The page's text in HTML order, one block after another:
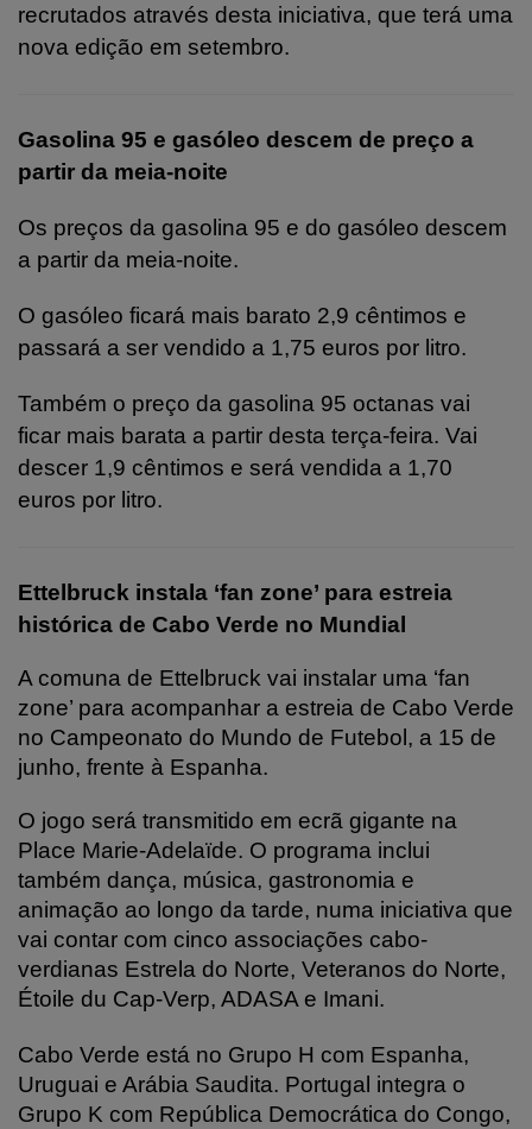
recrutados através desta iniciativa, que terá uma
nova edição em setembro.
Gasolina 95 e gasóleo descem de preço a
partir da meia-noite
Os preços da gasolina 95 e do gasóleo descem
a partir da meia-noite.
O gasóleo ficará mais barato 2,9 cêntimos e
passará a ser vendido a 1,75 euros por litro.
Também o preço da gasolina 95 octanas vai
ficar mais barata a partir desta terça-feira. Vai
descer 1,9 cêntimos e será vendida a 1,70
euros por litro.
Ettelbruck instala ‘fan zone’ para estreia
histórica de Cabo Verde no Mundial
A comuna de Ettelbruck vai instalar uma ‘fan
zone’ para acompanhar a estreia de Cabo Verde
no Campeonato do Mundo de Futebol, a 15 de
junho, frente à Espanha.
O jogo será transmitido em ecrã gigante na
Place Marie-Adelaïde. O programa inclui
também dança, música, gastronomia e
animação ao longo da tarde, numa iniciativa que
vai contar com cinco associações cabo-
verdianas Estrela do Norte, Veteranos do Norte,
Étoile du Cap-Verp, ADASA e Imani.
Cabo Verde está no Grupo H com Espanha,
Uruguai e Arábia Saudita. Portugal integra o
Grupo K com República Democrática do Congo,